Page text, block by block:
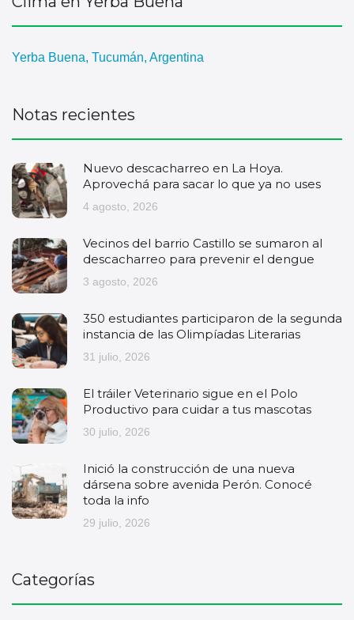
Yerba Buena, Tucumán, Argentina
Notas recientes
Nuevo descacharreo en La Hoya.
Aprovechá para sacar lo que ya no uses
4 agosto, 2026
Vecinos del barrio Castillo se sumaron al
descacharreo para prevenir el dengue
3 agosto, 2026
350 estudiantes participaron de la segunda
instancia de las Olimpíadas Literarias
31 julio, 2026
El tráiler Veterinario sigue en el Polo
Productivo para cuidar a tus mascotas
30 julio, 2026
Inició la construcción de una nueva
dársena sobre avenida Perón. Conocé
toda la info
29 julio, 2026
Categorías